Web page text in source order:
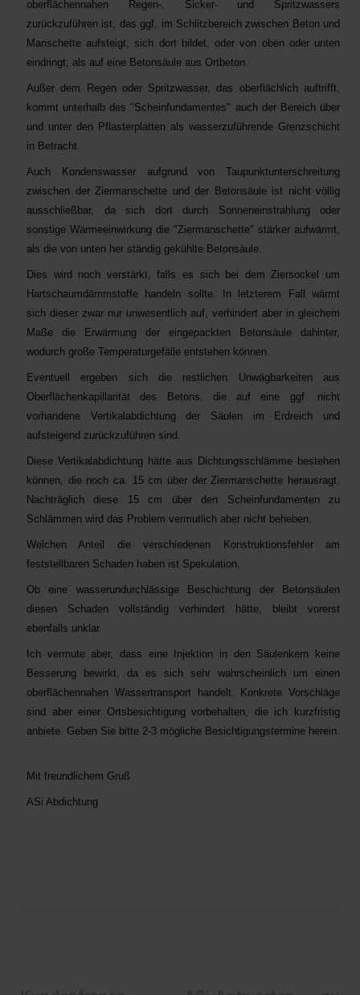
oberflächennahen Regen-, Sicker- und Spritzwassers
zurückzuführen ist, das ggf. im Schlitzbereich zwischen Beton und
Manschette aufsteigt, sich dort bildet, oder von oben oder unten
eindringt; als auf eine Betonsäule aus Ortbeton.
Außer dem Regen oder Spritzwasser, das oberflächlich auftrifft,
kommt unterhalb des "Scheinfundamentes" auch der Bereich über
und unter den Pflasterplatten als wasserzuführende Grenzschicht
in Betracht.
Auch Kondenswasser aufgrund von Taupunktunterschreitung
zwischen der Ziermanschette und der Betonsäule ist nicht völlig
ausschließbar, da sich dort durch Sonneneinstrahlung oder
sonstige Wärmeeinwirkung die "Ziermanschette" stärker aufwärmt,
als die von unten her ständig gekühlte Betonsäule.
Dies wird noch verstärkt, falls es sich bei dem Ziersockel um
Hartschaumdämmstoffe handeln sollte. In letzterem Fall wärmt
sich dieser zwar nur unwesentlich auf, verhindert aber in gleichem
Maße die Erwärmung der eingepackten Betonsäule dahinter,
wodurch große Temperaturgefälle entstehen können.
Eventuell ergeben sich die restlichen Unwägbarkeiten aus
Oberflächenkapillarität des Betons, die auf eine ggf. nicht
vorhandene Vertikalabdichtung der Säulen im Erdreich und
aufsteigend zurückzuführen sind.
Diese Vertikalabdichtung hätte aus Dichtungsschlämme bestehen
können, die noch ca. 15 cm über der Ziermanschette herausragt.
Nachträglich diese 15 cm über den Scheinfundamenten zu
Schlämmen wird das Problem vermutlich aber nicht beheben.
Welchen Anteil die verschiedenen Konstruktionsfehler am
feststellbaren Schaden haben ist Spekulation.
Ob eine wasserundurchlässige Beschichtung der Betonsäulen
diesen Schaden vollständig verhindert hätte, bleibt vorerst
ebenfalls unklar.
Ich vermute aber, dass eine Injektion in den Säulenkern keine
Besserung bewirkt, da es sich sehr wahrscheinlich um einen
oberflächennahen Wassertransport handelt. Konkrete Vorschläge
sind aber einer Ortsbesichtigung vorbehalten, die ich kurzfristig
anbiete. Geben Sie bitte 2-3 mögliche Besichtigungstermine herein.
Mit freundlichem Gruß
ASi Abdichtung